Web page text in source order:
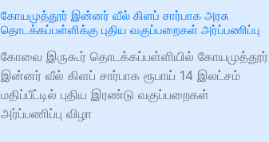
கோயமுத்தூர் இன்னர் வீல் கிளப் சார்பாக அரசு
தொடக்கப்பள்ளிக்கு புதிய வகுப்பறைகள் அர்ப்பணிப்பு
கோவை இருகூர் தொடக்கப்பள்ளியில் கோயமுத்தூர்
இன்னர் வீல் கிளப் சார்பாக ரூபாய் 14 இலட்சம்
மதிப்பீட்டில் புதிய இரண்டு வகுப்பறைகள்
அர்ப்பணிப்பு விழா